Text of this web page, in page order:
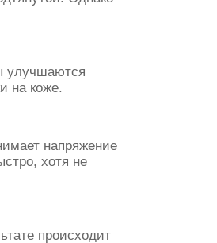
улучшаются
на коже.
напряжение
хотя не
происходит